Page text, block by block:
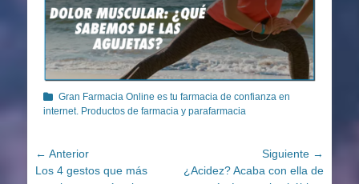
Categorías
Gran Farmacia Online es tu farmacia de confianza en
internet. Productos de farmacia y parafarmacia
Navegación
de
← Anterior
Entrada
Los 4 gestos que más
Siguiente →
Entrada
¿Acidez? Acaba con ella de